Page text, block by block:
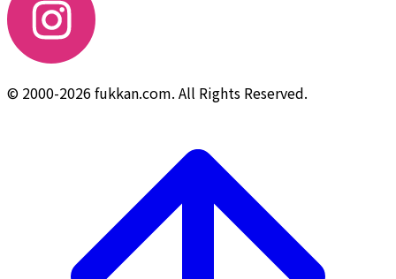
© 2000-2026 fukkan.com. All Rights Reserved.